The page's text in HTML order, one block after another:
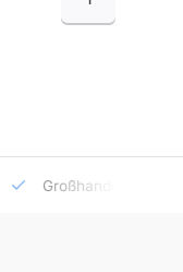
Großhandel